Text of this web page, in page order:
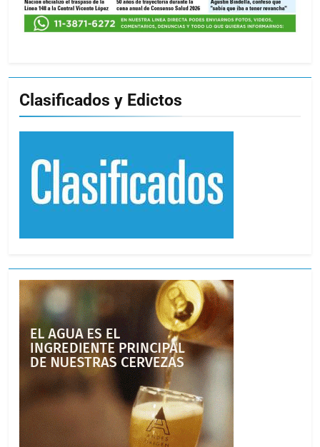
Clasificados y Edictos